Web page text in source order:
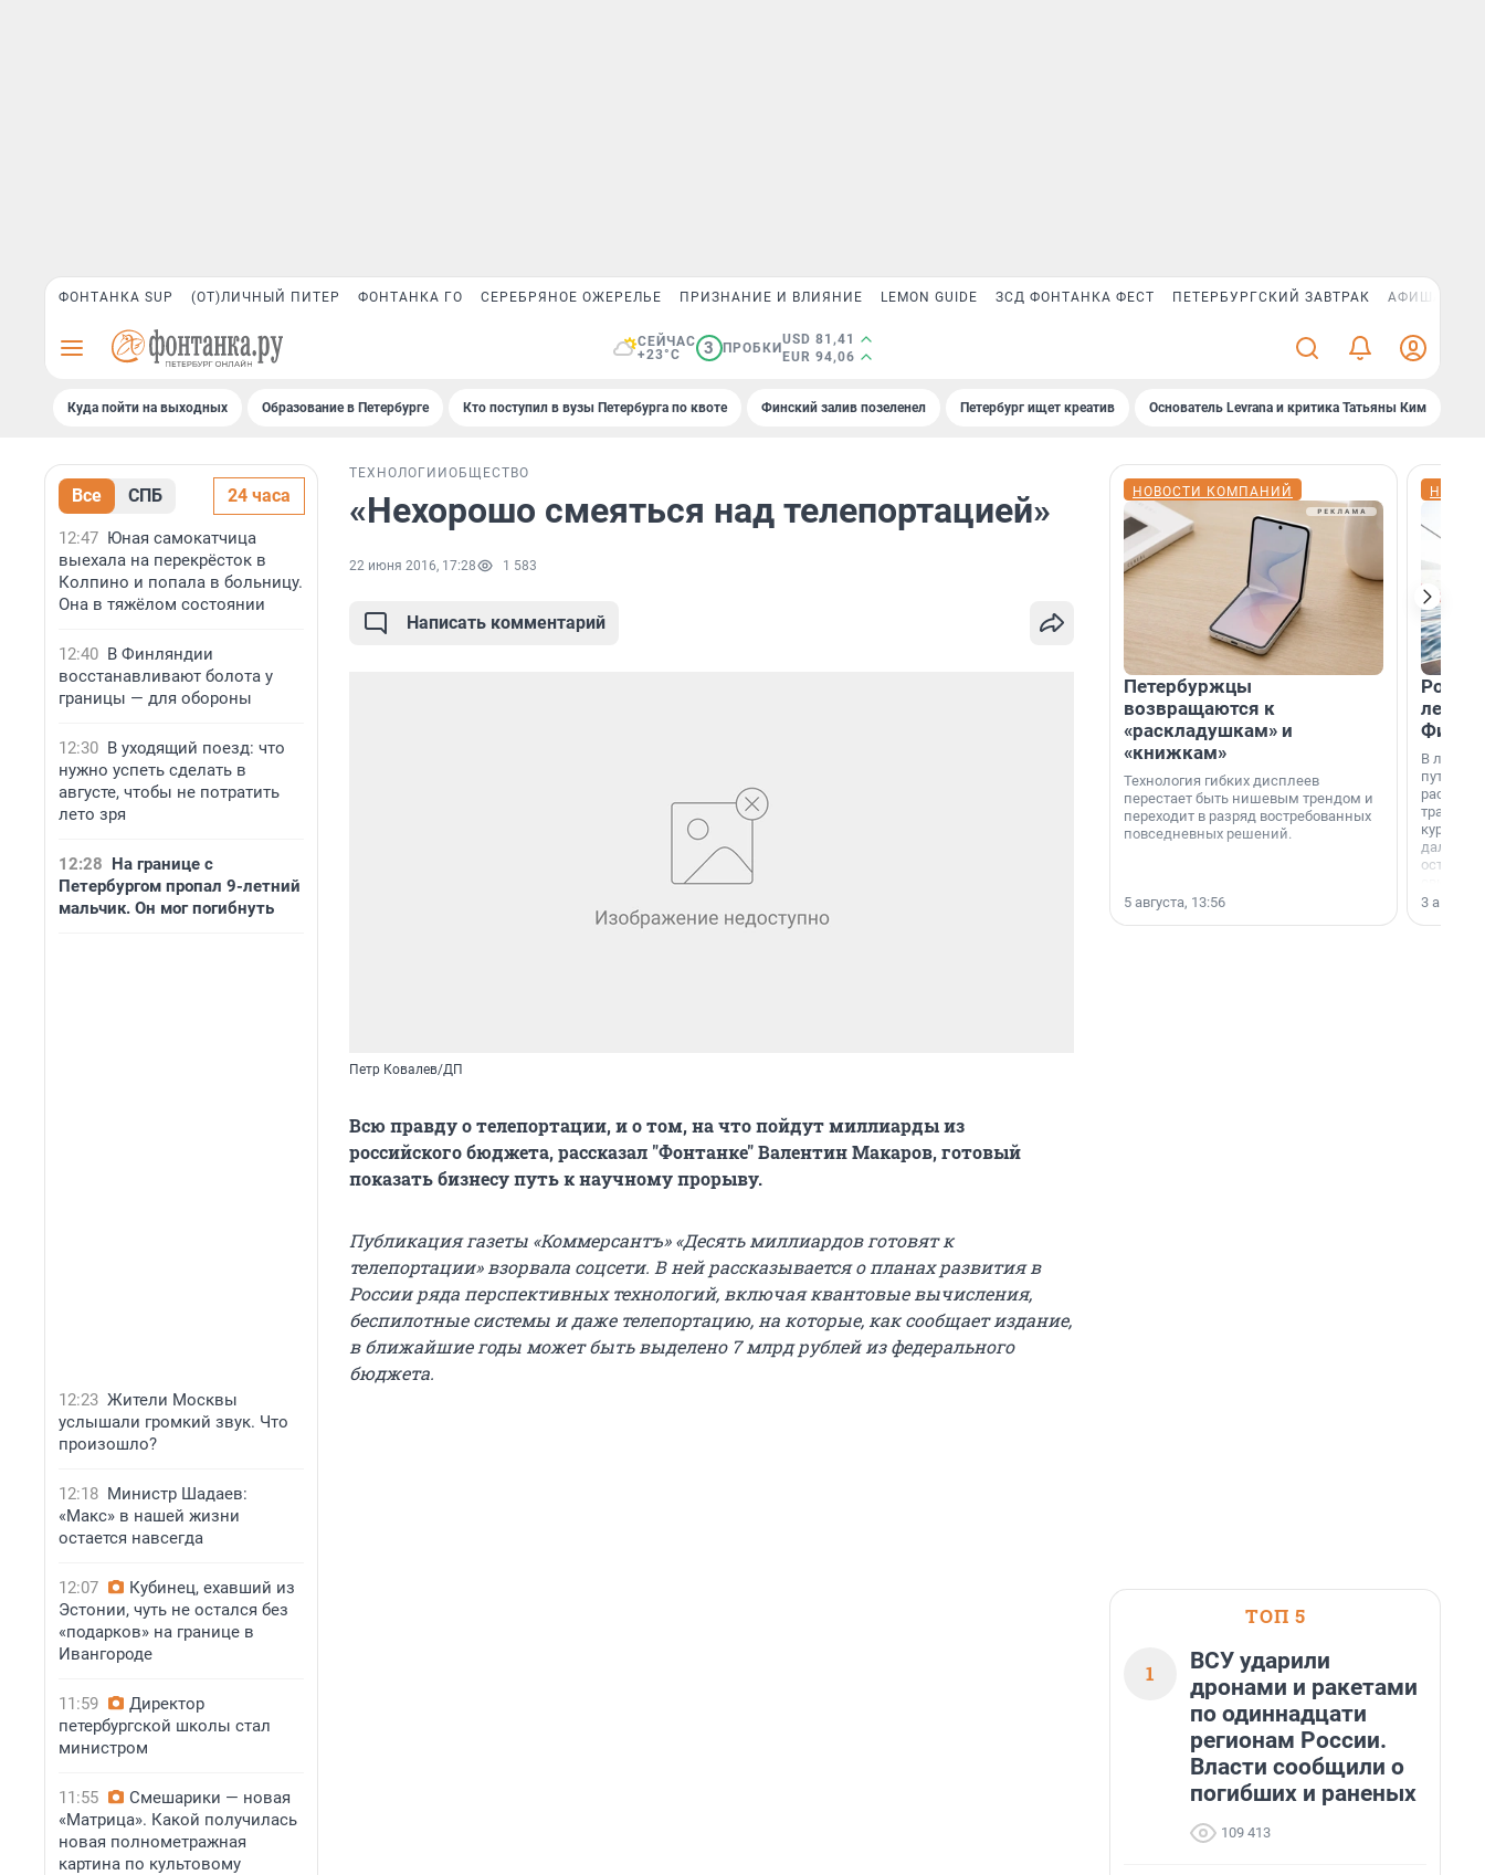
ФОНТАНКА SUP (ОТ)ЛИЧНЫЙ ПИТЕР ФОНТАНКА ГО СЕРЕБРЯНОЕ ОЖЕРЕЛЬЕ ПРИЗНАНИЕ И ВЛИЯНИЕ LEMON GUIDE ЗСД ФОНТАНКА ФЕСТ ПЕТЕРБУРГСКИЙ ЗАВТРАК АФИША PLUS
СЕЙЧАС
+23°C
3 ПРОБКИ
USD 81,41
EUR 94,06
Куда пойти на выходных Образование в Петербурге Кто поступил в вузы Петербурга по квоте Финский залив позеленел Петербург ищет креатив Основатель Levrana и критика Татьяны Ким
Все СПБ 24 часа
12:47 Юная самокатчица
выехала на перекрёсток в
Колпино и попала в больницу.
Она в тяжёлом состоянии
12:40 В Финляндии
восстанавливают болота у
границы — для обороны
12:30 В уходящий поезд: что
нужно успеть сделать в
августе, чтобы не потратить
лето зря
12:28 На границе с
Петербургом пропал 9-летний
мальчик. Он мог погибнуть
12:23 Жители Москвы
услышали громкий звук. Что
произошло?
12:18 Министр Шадаев:
«Макс» в нашей жизни
остается навсегда
12:07
Кубинец, ехавший из
Эстонии, чуть не остался без
«подарков» на границе в
Ивангороде
11:59
Директор
петербургской школы стал
министром
11:55
Смешарики — новая
«Матрица». Какой получилась
новая полнометражная
картина по культовому
ТЕХНОЛОГИИ ОБЩЕСТВО
«Нехорошо смеяться над телепортацией»
22 июня 2016, 17:28 1 583
Написать комментарий
Петр Ковалев/ДП
Всю правду о телепортации, и о том, на что пойдут миллиарды из
российского бюджета, рассказал "Фонтанке" Валентин Макаров, готовый
показать бизнесу путь к научному прорыву.
Публикация газеты «Коммерсантъ» «Десять миллиардов готовят к
телепортации» взорвала соцсети. В ней рассказывается о планах развития в
России ряда перспективных технологий, включая квантовые вычисления,
беспилотные системы и даже телепортацию, на которые, как сообщает издание,
в ближайшие годы может быть выделено 7 млрд рублей из федерального
бюджета.
НОВОСТИ КОМПАНИЙ
Петербуржцы
возвращаются к
«раскладушкам» и
«книжкам»
Технология гибких дисплеев
перестает быть нишевым трендом и
переходит в разряд востребованных
повседневных решений.
5 августа, 13:56
летят
В летнем
дальние
острова
3
ТОП 5
1
ВСУ ударили
дронами и ракетами
по одиннадцати
регионам России.
Власти сообщили о
погибших и раненых
109 413